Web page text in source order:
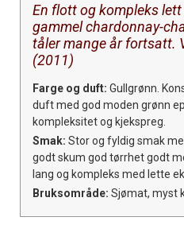
En flott og kompleks
gammel chardonnay-
tåler mange år fortsatt.
(2011)
Farge og duft: Gullgrønn.
duft med god moden grønn
kompleksitet og kjekspreg.
Smak: Stor og fyldig smak
godt skum god tørrhet godt
lang og kompleks med lette
Bruksområde: Sjømat, myst